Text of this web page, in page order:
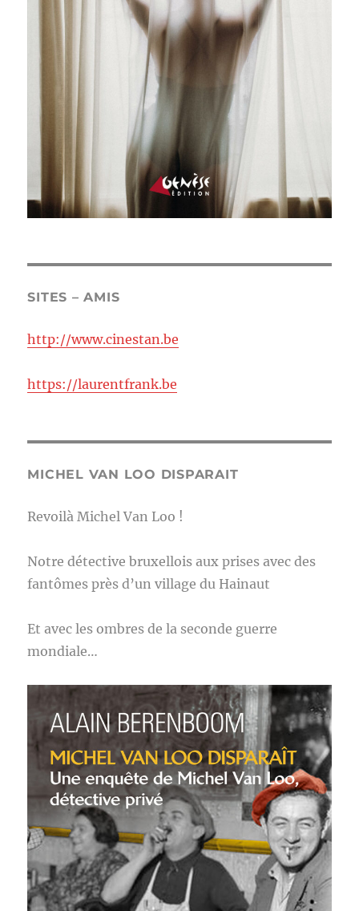
SITES – AMIS
http://www.cinestan.be
https://laurentfrank.be
MICHEL VAN LOO DISPARAIT
Revoilà Michel Van Loo !
Notre détective bruxellois aux prises avec des
fantômes près d’un village du Hainaut
Et avec les ombres de la seconde guerre
mondiale…